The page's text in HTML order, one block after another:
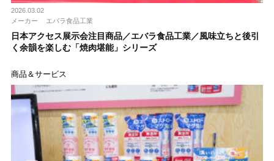
2026.03.02
メーカー
エバラ食品工業
日本アクセス展示会注目商品／エバラ食品工業／風味立ちと後引
く余韻を楽しむ「焼肉堪能」シリーズ
商品＆サービス